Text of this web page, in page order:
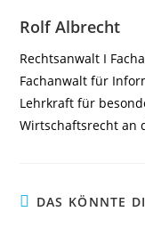
Rolf Albrecht
Rechtsanwalt I
Fachanwalt für
Lehrkraft für
Wirtschaftsrecht an
DAS KÖNNTE